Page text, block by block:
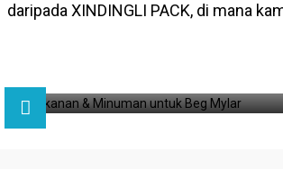
daripada XINDINGLI PACK, di mana